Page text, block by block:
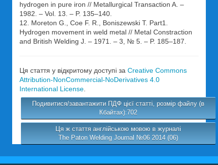
hydrogen in pure iron // Metallurgical Transaction A. –
1982. – Vol. 13. – P. 135–140.
12. Moreton G., Coe F. R., Boniszewski T. Part1.
Hydrogen movement in weld metal // Metal Constraction
and British Welding J. – 1971. – 3, № 5. – P. 185–187.
Ця стаття у відкритому доступі за Creative Commons
Attribution-NonCommercial-NoDerivatives 4.0
International License.
Подивитися/завантажити ПДФ цієї статті, розмір файлу (в
Кбайтах):702
Ця ж стаття англійською мовою в журналі
The Paton Welding Journal №06 2014 (06)